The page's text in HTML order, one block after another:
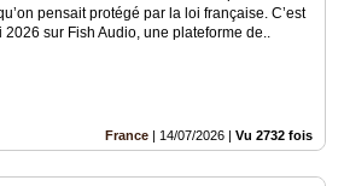
pensait protégé par la loi française. C’est
2026 sur Fish Audio, une plateforme de..
France | 14/07/2026 | Vu 2732 fois